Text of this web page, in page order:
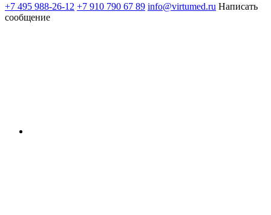
+7 495 988-26-12 +7 910 790 67 89 info@virtumed.ru Написать
сообщение